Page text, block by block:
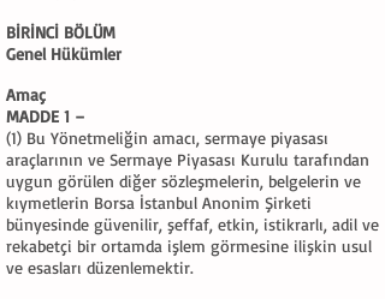
BİRİNCİ BÖLÜM
Genel Hükümler
Amaç
MADDE 1 –
(1) Bu Yönetmeliğin amacı, sermaye piyasası
araçlarının ve Sermaye Piyasası Kurulu tarafından
uygun görülen diğer sözleşmelerin, belgelerin ve
kıymetlerin Borsa İstanbul Anonim Şirketi
bünyesinde güvenilir, şeffaf, etkin, istikrarlı, adil ve
rekabetçi bir ortamda işlem görmesine ilişkin usul
ve esasları düzenlemektir.